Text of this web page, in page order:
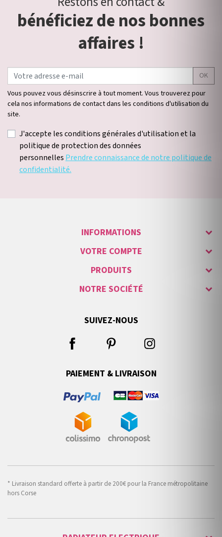
bénéficiez de nos bonnes
affaires !
OK
Vous pouvez vous désinscrire à tout moment. Vous trouverez pour
cela nos informations de contact dans les conditions d'utilisation du
site.
J'accepte les conditions générales d'utilisation et la
politique de protection des données
personnelles Prendre connaissance de notre politique de
confidentialité.
INFORMATIONS
VOTRE COMPTE
PRODUITS
NOTRE SOCIÉTÉ
SUIVEZ-NOUS
PAIEMENT & LIVRAISON
* Livraison standard offerte à partir de 200€ pour la France métropolitaine
hors Corse